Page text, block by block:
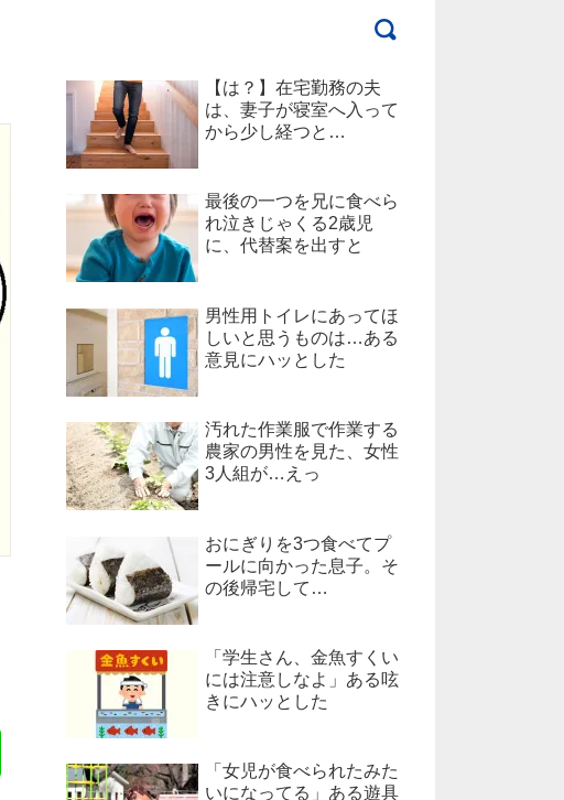
【は？】在宅勤務の夫
は、妻子が寝室へ入って
から少し経つと…
最後の一つを兄に食べら
れ泣きじゃくる2歳児
に、代替案を出すと
男性用トイレにあってほ
しいと思うものは…ある
意見にハッとした
汚れた作業服で作業する
農家の男性を見た、女性
3人組が…えっ
おにぎりを3つ食べてプ
ールに向かった息子。そ
の後帰宅して…
「学生さん、金魚すくい
には注意しなよ」ある呟
きにハッとした
「女児が食べられたみた
いになってる」ある遊具